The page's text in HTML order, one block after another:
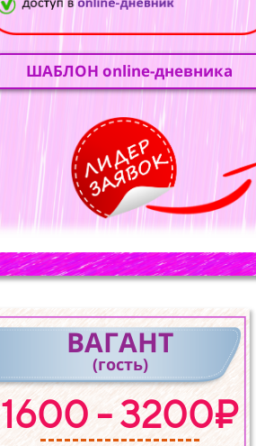
ШАБЛОН online-дневника
ВАГАНТ
(гость)
1600 - 3200₽